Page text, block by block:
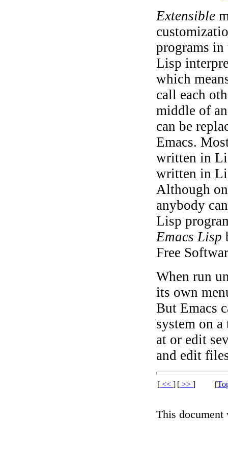
Extensible
programs in
Lisp
which
call each
middle of
can be
Emacs.
written in
written in
Although
anybody
Lisp
Emacs Lisp
Free
When run
its own
But Emacs
system on
at or edit
and edit
[ <<] [ >>] [
This document